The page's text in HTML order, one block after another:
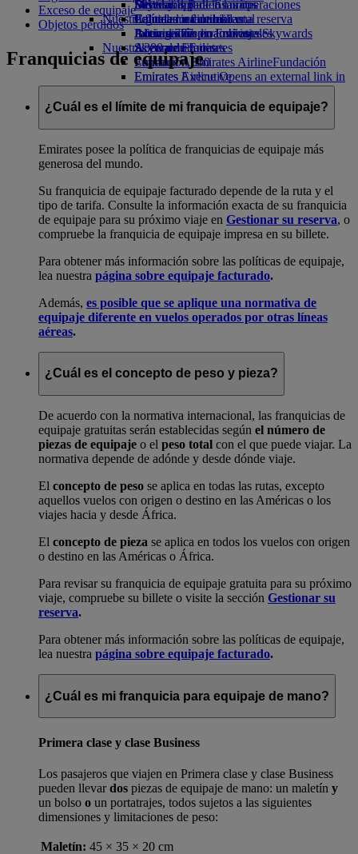
Bebidas
Nuestra flota
Boeing 777
A380 de Emirates
Emirates A350
Emirates Executive
Mapa de asientos
Diversión para los niños
Juguetes infantiles
Actividades para niños
Sostenibilidad en las operaciones
Política medioambiental
Informes medioambientales
Nuestras comunidades
Fundación Emirates AirlineFundación
Emirates Airline Opens an external link in
a new tab
Patrocinios
Skywards Rail
Calculadora de millas
Inicie sesión en Emirates Skywards
Skywards+
Móvil y app de Emirates
Cancelar o cambiar una reserva
Alteraciones en los viajes
Acerca de Emirates
Exceso de equipaje
Objetos perdidos
Franquicias de equipaje
¿Cuál es el límite de mi franquicia de equipaje?
Emirates posee la política de franquicias de equipaje más
generosa del mundo.
Su franquicia de equipaje facturado depende de la ruta y el
tipo de tarifa. Consulte la información exacta de su franquicia
de equipaje para su próximo viaje en Gestionar su reserva, o
compruebe la franquicia de equipaje impresa en su billete.
Para obtener más información sobre las políticas de equipaje,
lea nuestra página sobre equipaje facturado.
Además, es posible que se aplique una normativa de
equipaje diferente en vuelos operados por otras líneas
aéreas.
¿Cuál es el concepto de peso y pieza?
De acuerdo con la normativa internacional, las franquicias de
equipaje gratuitas serán establecidas según el número de
piezas de equipaje o el peso total con el que puede viajar. La
normativa depende de adónde y desde dónde viaje.
El concepto de peso se aplica en todas las rutas, excepto
aquellos vuelos con origen o destino en las Américas o los
viajes hacia y desde África.
El concepto de pieza se aplica en todos los vuelos con origen
o destino en las Américas o África.
Para revisar su franquicia de equipaje gratuita para su próximo
viaje, compruebe su billete o visite la sección Gestionar su
reserva.
Para obtener más información sobre las políticas de equipaje,
lea nuestra página sobre equipaje facturado.
¿Cuál es mi franquicia para equipaje de mano?
Primera clase y clase Business
Los pasajeros que viajen en Primera clase y clase Business
pueden llevardos piezas de equipaje de mano: un maletín y
un bolso o un portatrajes, todos sujetos a las siguientes
dimensiones y limitaciones de peso:
Maletín: 45 × 35 × 20 cm